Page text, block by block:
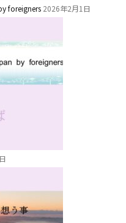
foreigners 2026年2月1日
]
ラ